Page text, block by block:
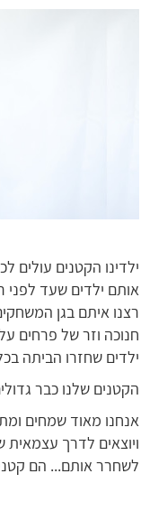
ילדינו הקטנים עולים
אותם ילדים שעד לפני
רצנו איתם בגן
חנוכה וזר של פרחים
ילדים שחזרו הביתה
הקטנים שלנו כבר
אנחנו מאוד שמחים
ויוצאים לדרך עצמאית
לשחרר אותם... הם